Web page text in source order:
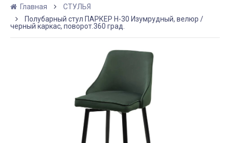
Главная
СТУЛЬЯ
Полубарный стул ПАРКЕР H-30 Изумрудный, велюр /
черный каркас, поворот.360 град.